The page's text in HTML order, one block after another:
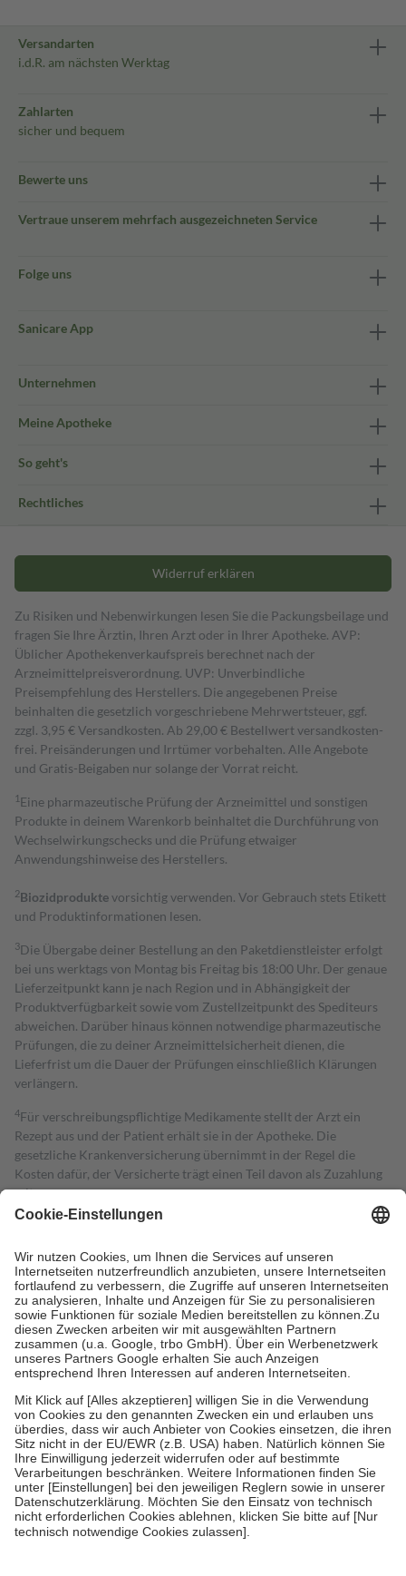
Versandarten
i.d.R. am nächsten Werktag
Zahlarten
sicher und bequem
Bewerte uns
Vertraue unserem mehrfach ausgezeichneten Service
Folge uns
Sanicare App
Unternehmen
Meine Apotheke
So geht's
Rechtliches
Widerruf erklären
Zu Risiken und Nebenwirkungen lesen Sie die Packungsbeilage und
fragen Sie Ihre Ärztin, Ihren Arzt oder in Ihrer Apotheke. AVP:
Üblicher Apothekenverkaufspreis berechnet nach der
Arzneimittelpreisverordnung. UVP: Unverbindliche
Preisempfehlung des Herstellers. Die angegebenen Preise
beinhalten die gesetzlich vorgeschriebene Mehrwertsteuer, ggf.
zzgl. 3,95 € Versandkosten. Ab 29,00 € Bestell­wert versand­kosten­
frei. Preisänderungen und Irrtümer vorbehalten. Alle Angebote
und Gratis-Beigaben nur solange der Vorrat reicht.
1 Eine pharmazeutische Prüfung der Arzneimittel und sonstigen
Produkte in deinem Warenkorb beinhaltet die Durchführung von
Wechselwirkungschecks und die Prüfung etwaiger
Anwendungshinweise des Herstellers.
2Biozidproduktevorsichtig verwenden. Vor Gebrauch stets Etikett
und Produktinformationen lesen.
3Die Übergabe deiner Bestellung an den Paketdienstleister erfolgt
bei uns werktags von Montag bis Freitag bis 18:00 Uhr. Der genaue
Lieferzeitpunkt kann je nach Region und in Abhängigkeit der
Produktverfügbarkeit sowie vom Zustellzeitpunkt des Spediteurs
abweichen. Darüber hinaus können notwendige pharmazeutische
Prüfungen, die zu deiner Arzneimittelsicherheit dienen, die
Lieferfrist um die Dauer der Prüfungen einschließlich Klärungen
verlängern.
4Für verschreibungspflichtige Medikamente stellt der Arzt ein
Rezept aus und der Patient erhält sie in der Apotheke. Die
gesetzliche Krankenversicherung übernimmt in der Regel die
Kosten dafür, der Versicherte trägt einen Teil davon als Zuzahlung
mit.
Grundsätzlich leisten Mitglieder Zuzahlungen in Höhe von zehn
höchstens zehn Euro.
Es sind jedoch nie mehr als die tatsächlichen
Kosten der Leistung zu entrichten.
Diese Regeln gelten grundsätzlich auch für Online-Apotheken.
Bei Heilmitteln und häuslicher Krankenpflege beträgt die
Zuzahlung zehn Prozent der Kosten sowie zehn Euro je
Verordnung.
Um das Engagement der Versicherten für ihre eigene Gesundheit zu
stärken und die besondere Stellung der Familie zu unterstützen,
fallenkeine Zuzahlungenan bei:
• Kindern und Jugendlichen bis zum vollendeten 18. Lebensjahr
mit Ausnahme der Fahrkosten
• Untersuchungen zur Vorsorge und Früherkennung, die von der
GKV getragen werden
• empfohlenen Schutzimpfungen
• Harn- und Blutteststreifen